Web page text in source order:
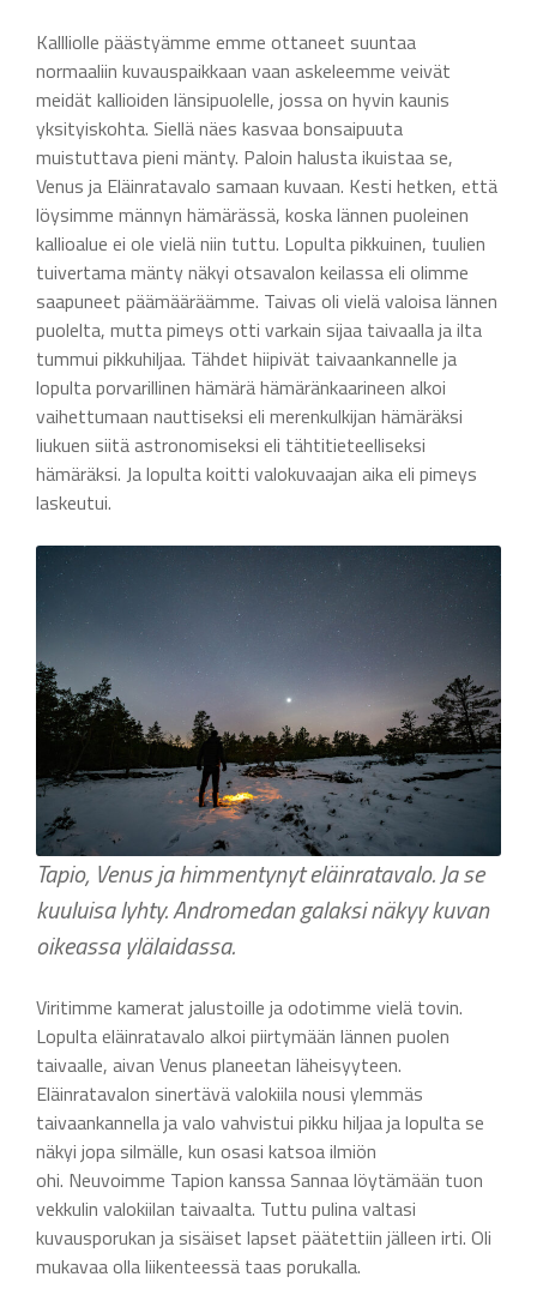
Kallliolle päästyämme emme ottaneet suuntaa
normaaliin kuvauspaikkaan vaan askeleemme veivät
meidät kallioiden länsipuolelle, jossa on hyvin kaunis
yksityiskohta. Siellä näes kasvaa bonsaipuuta
muistuttava pieni mänty. Paloin halusta ikuistaa se,
Venus ja Eläinratavalo samaan kuvaan. Kesti hetken, että
löysimme männyn hämärässä, koska lännen puoleinen
kallioalue ei ole vielä niin tuttu. Lopulta pikkuinen, tuulien
tuivertama mänty näkyi otsavalon keilassa eli olimme
saapuneet päämääräämme. Taivas oli vielä valoisa lännen
puolelta, mutta pimeys otti varkain sijaa taivaalla ja ilta
tummui pikkuhiljaa. Tähdet hiipivät taivaankannelle ja
lopulta porvarillinen hämärä hämäränkaarineen alkoi
vaihettumaan nauttiseksi eli merenkulkijan hämäräksi
liukuen siitä astronomiseksi eli tähtitieteelliseksi
hämäräksi. Ja lopulta koitti valokuvaajan aika eli pimeys
laskeutui.
Tapio, Venus ja himmentynyt eläinratavalo. Ja se
kuuluisa lyhty. Andromedan galaksi näkyy kuvan
oikeassa ylälaidassa.
Viritimme kamerat jalustoille ja odotimme vielä tovin.
Lopulta eläinratavalo alkoi piirtymään lännen puolen
taivaalle, aivan Venus planeetan läheisyyteen.
Eläinratavalon sinertävä valokiila nousi ylemmäs
taivaankannella ja valo vahvistui pikku hiljaa ja lopulta se
näkyi jopa silmälle, kun osasi katsoa ilmiön
ohi. Neuvoimme Tapion kanssa Sannaa löytämään tuon
vekkulin valokiilan taivaalta. Tuttu pulina valtasi
kuvausporukan ja sisäiset lapset päätettiin jälleen irti. Oli
mukavaa olla liikenteessä taas porukalla.